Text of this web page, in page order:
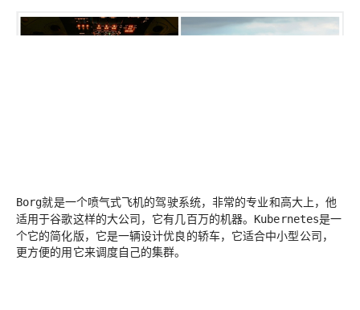
Borg就是一个喷气式飞机的驾驶系统，非常的专业和高大上，他
适用于谷歌这样的大公司，它有几百万的机器。
Kubernetes是一
个它的简化版，它是一辆设计优良的轿车，它适合中小型公司，
更方便的用它来调度自己的集群。